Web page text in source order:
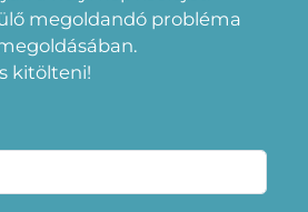
megoldandó probléma
kitölteni!